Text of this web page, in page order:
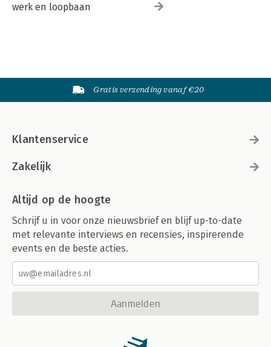
werk en loopbaan
Gratis verzending vanaf €20
Klantenservice
Zakelijk
Altijd op de hoogte
Schrijf u in voor onze nieuwsbrief en blijf up-to-date
met relevante interviews en recensies, inspirerende
events en de beste acties.
Aanmelden